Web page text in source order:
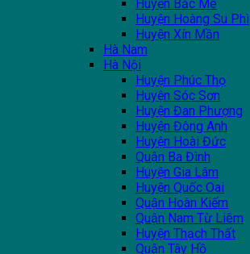
Huyện Bắc Mê
Huyện Hoàng Su Phì
Huyện Xín Mần
Hà Nam
Hà Nội
Huyện Phúc Thọ
Huyện Sóc Sơn
Huyện Đan Phượng
Huyện Đông Anh
Huyện Hoài Đức
Quận Ba Đình
Huyện Gia Lâm
Huyện Quốc Oai
Quận Hoàn Kiếm
Quận Nam Từ Liêm
Huyện Thạch Thất
Quận Tây Hồ